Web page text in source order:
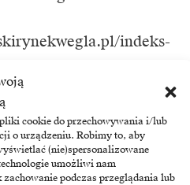
cookie do przechowywania i/lub
o urządzeniu. Robimy to, aby
(nie)spersonalizowane
umożliwi nam
podczas przeglądania lub
indeks-
godzinie-1200
gornictwo/notow
?zakres=3